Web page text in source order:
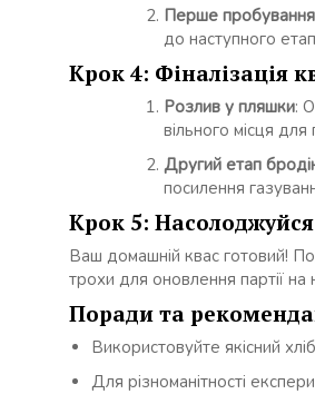
Перше пробування
до наступного
Крок 4: Фіналізація
Розлив у пляшки:
вільного місця для
Другий етап
посилення
Крок 5:
Ваш домашній квас готовий!
трохи для оновлення партії на
Поради та
Використовуйте якісний
Для різноманітності